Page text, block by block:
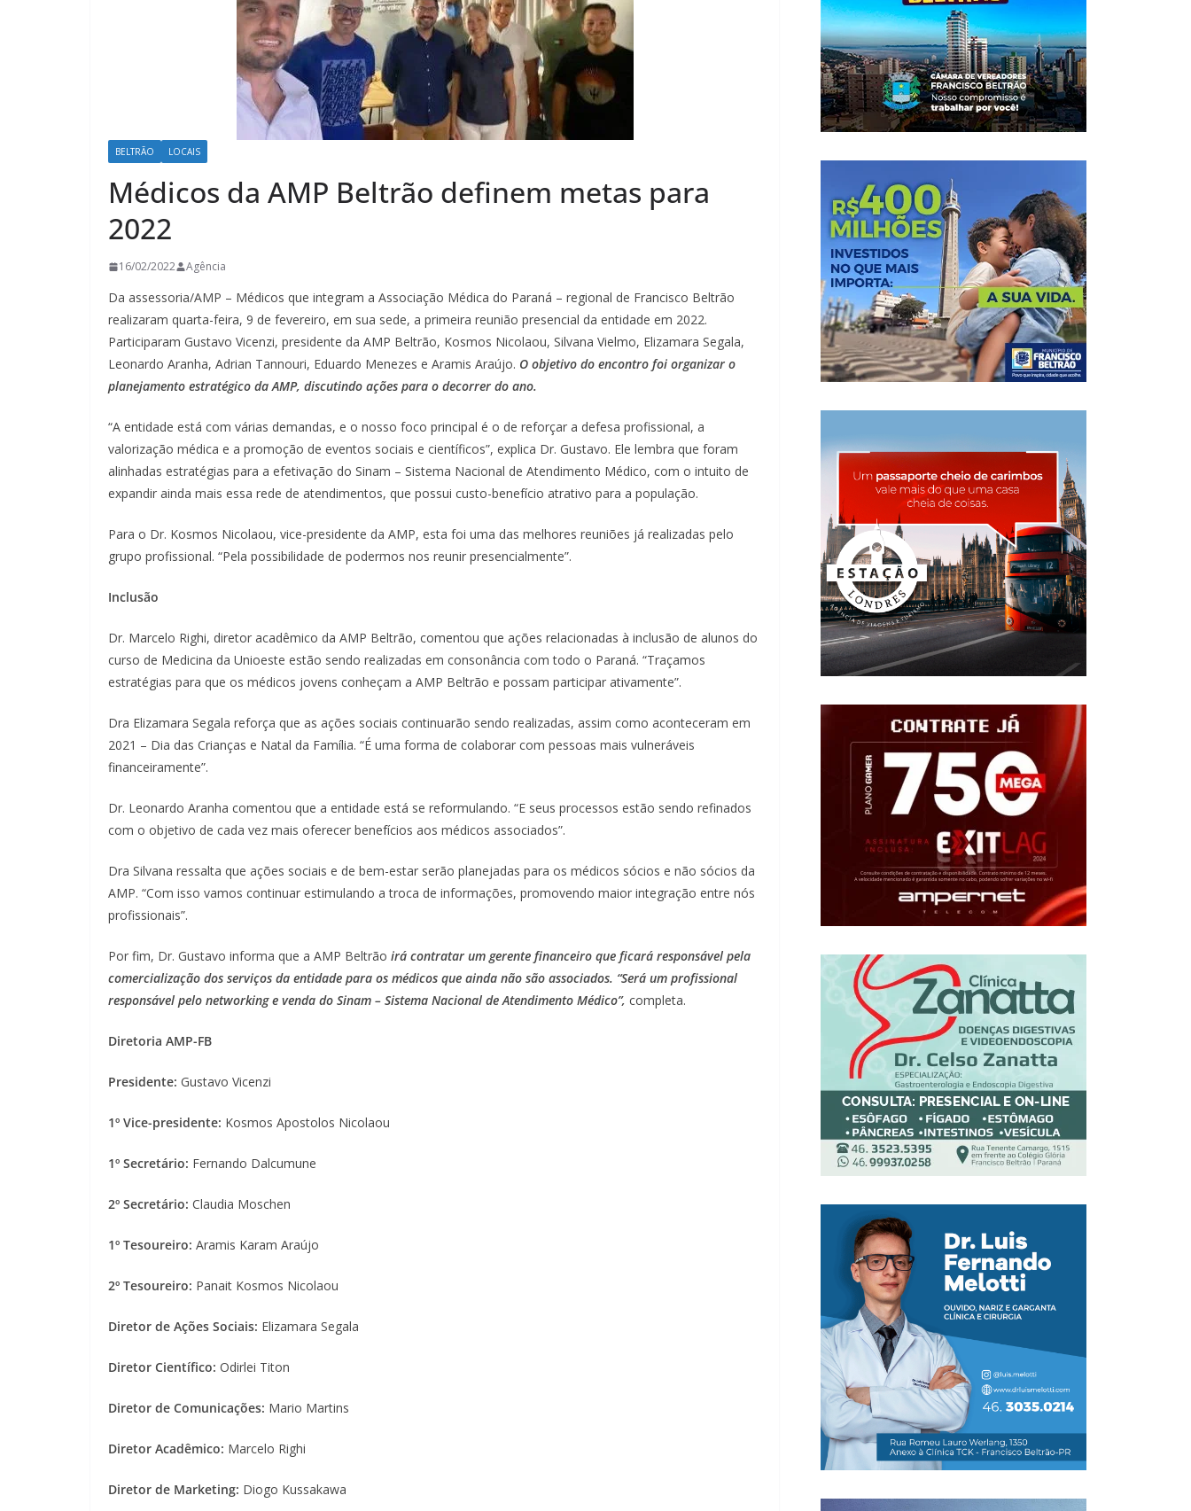
BELTRÃO LOCAIS
Médicos da AMP Beltrão definem metas para
2022
16/02/2022 Agência
Da assessoria/AMP – Médicos que integram a Associação Médica do Paraná – regional de Francisco Beltrão
realizaram quarta-feira, 9 de fevereiro, em sua sede, a primeira reunião presencial da entidade em 2022.
Participaram Gustavo Vicenzi, presidente da AMP Beltrão, Kosmos Nicolaou, Silvana Vielmo, Elizamara Segala,
Leonardo Aranha, Adrian Tannouri, Eduardo Menezes e Aramis Araújo. O objetivo do encontro foi organizar o
planejamento estratégico da AMP, discutindo ações para o decorrer do ano.
“A entidade está com várias demandas, e o nosso foco principal é o de reforçar a defesa profissional, a
valorização médica e a promoção de eventos sociais e científicos”, explica Dr. Gustavo. Ele lembra que foram
alinhadas estratégias para a efetivação do Sinam – Sistema Nacional de Atendimento Médico, com o intuito de
expandir ainda mais essa rede de atendimentos, que possui custo-benefício atrativo para a população.
Para o Dr. Kosmos Nicolaou, vice-presidente da AMP, esta foi uma das melhores reuniões já realizadas pelo
grupo profissional. “Pela possibilidade de podermos nos reunir presencialmente”.
Inclusão
Dr. Marcelo Righi, diretor acadêmico da AMP Beltrão, comentou que ações relacionadas à inclusão de alunos do
curso de Medicina da Unioeste estão sendo realizadas em consonância com todo o Paraná. “Traçamos
estratégias para que os médicos jovens conheçam a AMP Beltrão e possam participar ativamente”.
Dra Elizamara Segala reforça que as ações sociais continuarão sendo realizadas, assim como aconteceram em
2021 – Dia das Crianças e Natal da Família. “É uma forma de colaborar com pessoas mais vulneráveis
financeiramente”.
Dr. Leonardo Aranha comentou que a entidade está se reformulando. “E seus processos estão sendo refinados
com o objetivo de cada vez mais oferecer benefícios aos médicos associados”.
Dra Silvana ressalta que ações sociais e de bem-estar serão planejadas para os médicos sócios e não sócios da
AMP. “Com isso vamos continuar estimulando a troca de informações, promovendo maior integração entre nós
profissionais”.
Por fim, Dr. Gustavo informa que a AMP Beltrão irá contratar um gerente financeiro que ficará responsável pela
comercialização dos serviços da entidade para os médicos que ainda não são associados. “Será um profissional
responsável pelo networking e venda do Sinam – Sistema Nacional de Atendimento Médico”, completa.
Diretoria AMP-FB
Presidente: Gustavo Vicenzi
1º Vice-presidente: Kosmos Apostolos Nicolaou
1º Secretário: Fernando Dalcumune
2º Secretário: Claudia Moschen
1º Tesoureiro: Aramis Karam Araújo
2º Tesoureiro: Panait Kosmos Nicolaou
Diretor de Ações Sociais: Elizamara Segala
Diretor Científico: Odirlei Titon
Diretor de Comunicações: Mario Martins
Diretor Acadêmico: Marcelo Righi
Diretor de Marketing: Diogo Kussakawa